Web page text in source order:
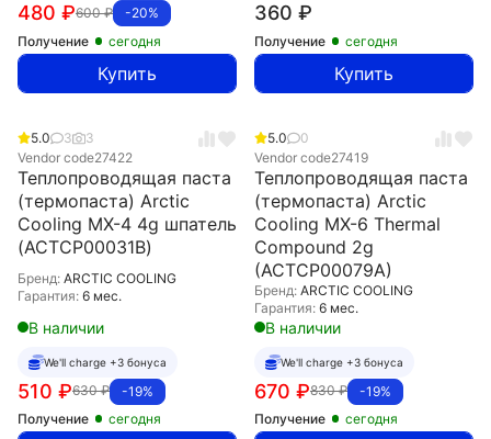
-20%
600₽
480 ₽
Получение сегодня
Купить
360 ₽
Получение сегодня
Купить
5.0 3
3
Vendor code27422
Теплопроводящая паста
(термопаста) Arctic
Cooling MX-4 4g шпатель
(ACTCP00031B)
Бренд: ARCTIC COOLING
Гарантия: 6 мес.
В наличии
We'll charge +3 бонуса
-19%
630₽
510 ₽
Получение сегодня
5.0
0
Vendor code27419
Теплопроводящая паста
(термопаста) Arctic
Cooling MX-6 Thermal
Compound 2g
(ACTCP00079A)
Бренд: ARCTIC COOLING
Гарантия: 6 мес.
В наличии
We'll charge +3 бонуса
-19%
830₽
670 ₽
Получение сегодня